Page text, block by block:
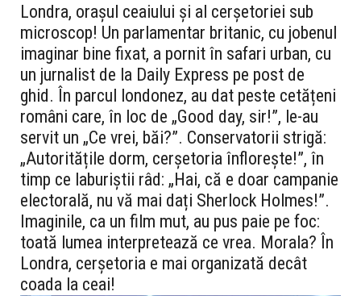
Londra, orașul ceaiului și al cerșetoriei sub
microscop! Un parlamentar britanic, cu jobenul
imaginar bine fixat, a pornit în safari urban, cu
un jurnalist de la Daily Express pe post de
ghid. În parcul londonez, au dat peste cetățeni
români care, în loc de „Good day, sir!”, le-au
servit un „Ce vrei, băi?”. Conservatorii strigă:
„Autoritățile dorm, cerșetoria înflorește!”, în
timp ce laburiștii râd: „Hai, că e doar campanie
electorală, nu vă mai dați Sherlock Holmes!”.
Imaginile, ca un film mut, au pus paie pe foc:
toată lumea interpretează ce vrea. Morala? În
Londra, cerșetoria e mai organizată decât
coada la ceai!